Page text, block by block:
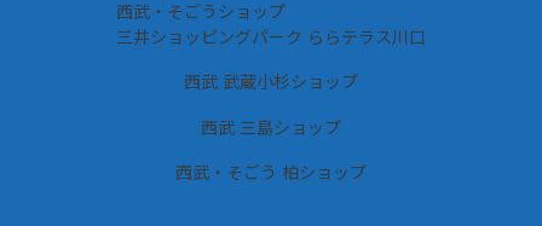
西武・そごう 柏ショップ
西武 武蔵小杉ショップ
西武 三島ショップ
西武・そごうショップ
三井ショッピングパーク ららテラス川口